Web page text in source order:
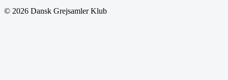
© 2026 Dansk Grejsamler Klub